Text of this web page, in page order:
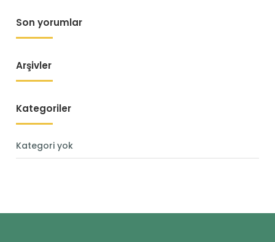
Son yorumlar
Arşivler
Kategoriler
Kategori yok